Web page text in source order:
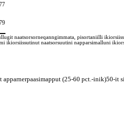
naatsorsorneqanngimmata, pisortaniilli
ikiorsiissutinut naatsorsuutini napparsimalluni
(25-60 pct.-inik)50-